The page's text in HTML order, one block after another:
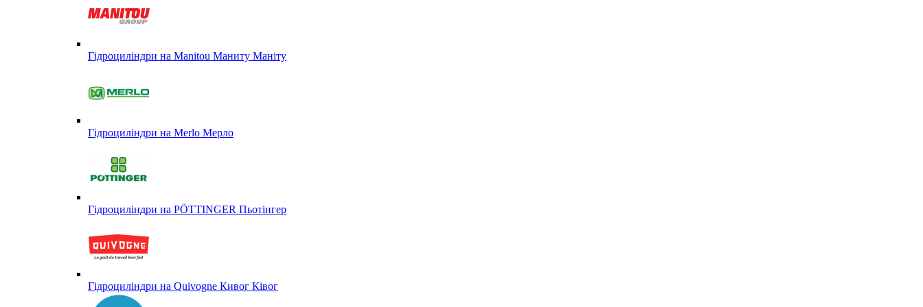
Гідроциліндри на Manitou Маниту Маніту
Гідроциліндри на Merlo Мерло
Гідроциліндри на PÖTTINGER Пьотінгер
Гідроциліндри на Quivogne Кивог Ківог